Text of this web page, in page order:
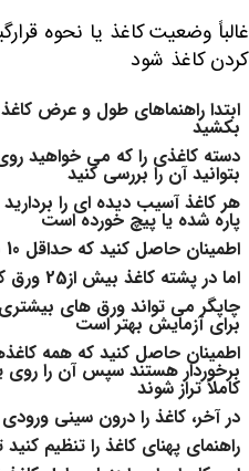
غالباً وضعیت کاغذ یا نحوه
کردن کاغذ شود
ابتدا راهنماهای طول و عرض
بکشید
دسته کاغذی را که می خواهید
بتوانید آن را بررسی کنید
هر کاغذ آسیب دیده ای را
پاره شده یا پیچ خورده است
اطمینان حاصل کنید که حداقل 10 برگ کاغذ سفید ساده وجود دارد،
اما در پشته کاغذ بیش از25 ورق کاغذ نداشته باشید
چاپگر می تواند ورق های بیشتری
برای آزمایش بهتر است
اطمینان حاصل کنید که همه
برخوردار هستند سپس آن را
کاملاً تراز شوند
در آخر، کاغذ را درون سینی
راهنمای پهنای کاغذ را تنظیم کنید